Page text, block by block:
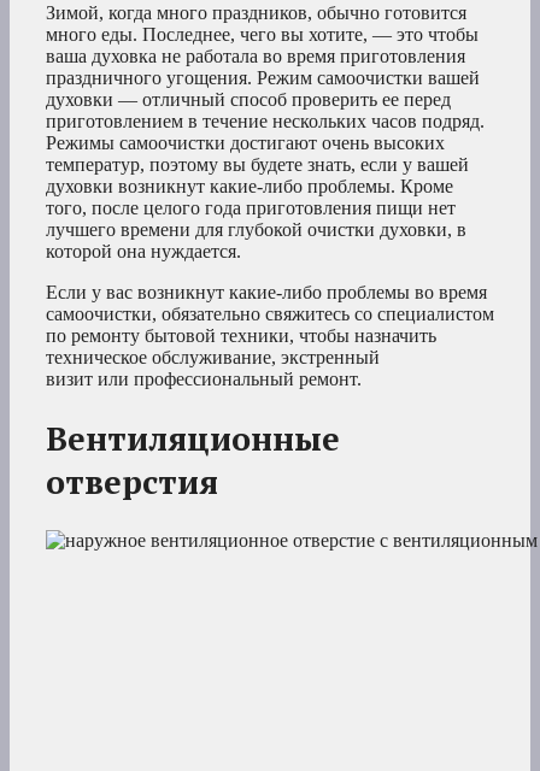
Зимой, когда много праздников, обычно готовится
много еды. Последнее, чего вы хотите, — это чтобы
ваша духовка не работала во время приготовления
праздничного угощения. Режим самоочистки вашей
духовки — отличный способ проверить ее перед
приготовлением в течение нескольких часов подряд.
Режимы самоочистки достигают очень высоких
температур, поэтому вы будете знать, если у вашей
духовки возникнут какие-либо проблемы. Кроме
того, после целого года приготовления пищи нет
лучшего времени для глубокой очистки духовки, в
которой она нуждается.
Если у вас возникнут какие-либо проблемы во время
самоочистки, обязательно свяжитесь со специалистом
по ремонту бытовой техники, чтобы назначить
техническое обслуживание, экстренный
визит или профессиональный ремонт.
Вентиляционные
отверстия